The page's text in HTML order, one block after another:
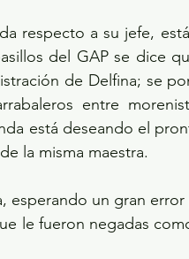
respecto a su jefe,
del GAP se dice
de Delfina; se
entre
está deseando el
la misma maestra.
esperando un gran
le fueron negadas